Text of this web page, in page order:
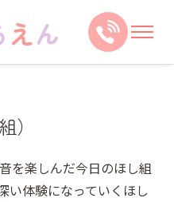
）
を楽しんだ今日のほし組
い体験になっていくほし